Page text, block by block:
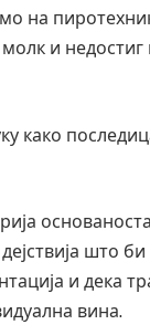
на
и
како
што
и дека
вина.